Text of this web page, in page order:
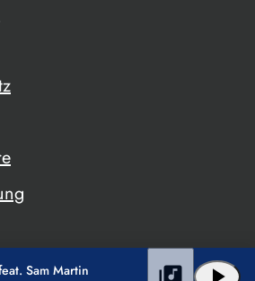
Sam Martin